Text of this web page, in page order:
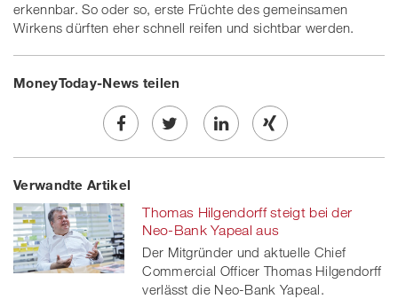
erkennbar. So oder so, erste Früchte des gemeinsamen
Wirkens dürften eher schnell reifen und sichtbar werden.
MoneyToday-News teilen
Share
on
Facebook
Twe
on
twitt
er
Share
linkedin
Share
Xing
Verwandte Artikel
Thomas Hilgendorff steigt bei der
Neo-Bank Yapeal aus
Der Mitgründer und aktuelle Chief
Commercial Officer Thomas Hilgendorff
verlässt die Neo-Bank Yapeal.